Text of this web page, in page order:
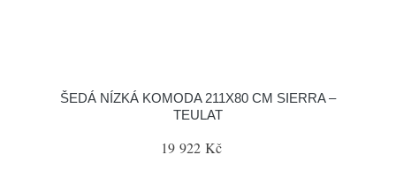
ŠEDÁ NÍZKÁ KOMODA 211X80 CM SIERRA –
TEULAT
19 922 Kč